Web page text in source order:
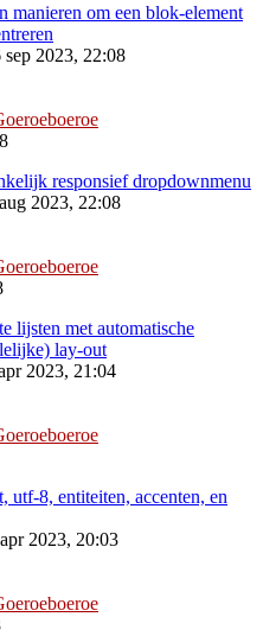
manieren om een blok-element
2023, 22:08
responsief dropdownmenu
2023, 22:08
lijsten met automatische
lay-out
2023, 21:04
utf-8, entiteiten, accenten, en
2023, 20:03